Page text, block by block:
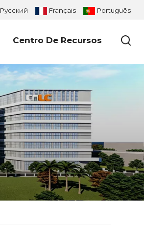
Русский Français Português
Centro De Recursos